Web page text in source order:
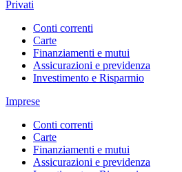
Privati
Conti correnti
Carte
Finanziamenti e mutui
Assicurazioni e previdenza
Investimento e Risparmio
Imprese
Conti correnti
Carte
Finanziamenti e mutui
Assicurazioni e previdenza